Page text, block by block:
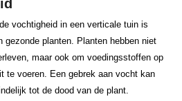
vochtigheid in een verticale tuin is
gezonde planten. Planten hebben niet
maar ook om voedingsstoffen op
te voeren. Een gebrek aan vocht kan
tot de dood van de plant.